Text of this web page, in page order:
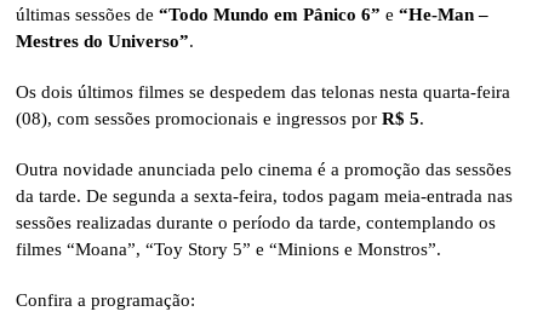
últimas sessões de“Todo Mundo em Pânico 6” e“He-Man –
Mestres do Universo”.
Os dois últimos filmes se despedem das telonas nesta quarta-feira
(08), com sessões promocionais e ingressos porR$ 5.
Outra novidade anunciada pelo cinema é a promoção das sessões
da tarde. De segunda a sexta-feira, todos pagam meia-entrada nas
sessões realizadas durante o período da tarde, contemplando os
filmes “Moana”, “Toy Story 5” e “Minions e Monstros”.
Confira a programação: